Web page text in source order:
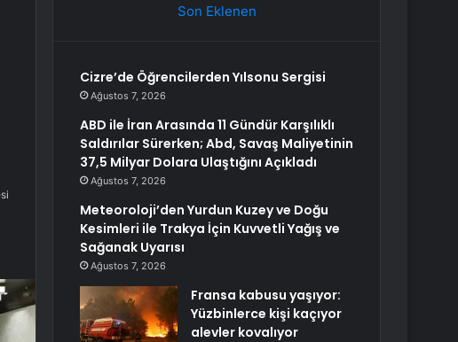
Son Eklenen
Cizre’de Öğrencilerden Yılsonu Sergisi
Ağustos 7, 2026
ABD ile İran Arasında 11 Gündür Karşılıklı
Saldırılar Sürerken; Abd, Savaş Maliyetinin
37,5 Milyar Dolara Ulaştığını Açıkladı
Ağustos 7, 2026
Meteoroloji’den Yurdun Kuzey ve Doğu
Kesimleri ile Trakya İçin Kuvvetli Yağış ve
Sağanak Uyarısı
Ağustos 7, 2026
Fransa kabusu yaşıyor:
Yüzbinlerce kişi kaçıyor
alevler kovalıyor